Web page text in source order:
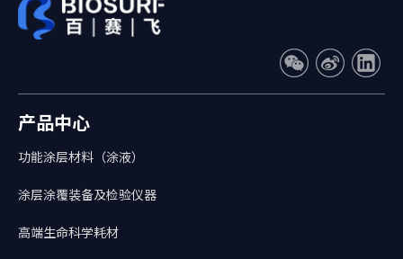
产品中心
功能涂层材料（涂液）
涂层涂覆装备及检验仪器
高端生命科学耗材